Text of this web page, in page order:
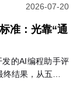
2026-07-20
准：光靠“通
的AI编程助手评
结果，从五个维